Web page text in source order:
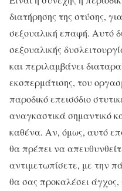
διατήρησης της στύσης,
σεξουαλική επαφή. Αυτό
σεξουαλικής
και περιλαμβάνει
εκσπερμάτισης, του
παροδικό επεισόδιο
αναγκαστικά σημαντικό
καθένα. Αν, όμως, αυτό
θα πρέπει να
αντιμετωπίσετε, με την
θα σας προκαλέσει